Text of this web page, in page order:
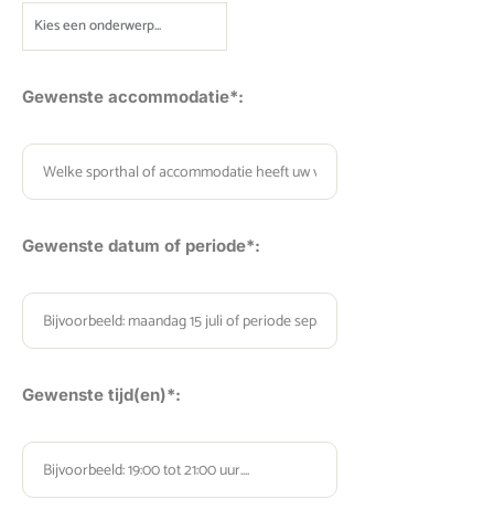
Gewenste accommodatie*:
Gelieve dit veld leeg te laten.
Gewenste datum of periode*:
Gewenste tijd(en)*: